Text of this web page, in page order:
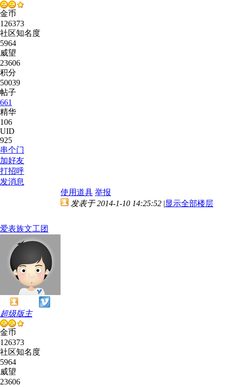
金币
126373
社区知名度
5964
威望
23606
积分
50039
帖子
661
精华
106
UID
925
串个门
加好友
打招呼
发消息
使用道具 举报
爱表族文工团
超级版主
金币
126373
社区知名度
5964
威望
23606
发表于 2014-1-10 14:25:52 |显示全部楼层